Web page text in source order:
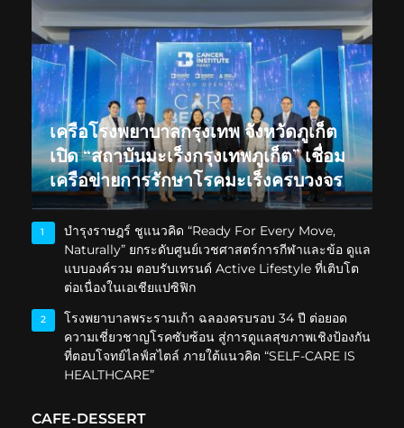
เครือโรงพยาบาลกรุงเทพ จังหวัดภูเก็ต
เปิด “สถาบันมะเร็งกรุงเทพภูเก็ต” เชื่อม
เครือข่ายการรักษาโรคมะเร็งครบวงจร
1
บำรุงราษฎร์ ชูแนวคิด “Ready For Every Move,
Naturally” ยกระดับศูนย์เวชศาสตร์การกีฬาและข้อ ดูแล
แบบองค์รวม ตอบรับเทรนด์ Active Lifestyle ที่เติบโต
ต่อเนื่องในเอเชียแปซิฟิก
2
โรงพยาบาลพระรามเก้า ฉลองครบรอบ 34 ปี ต่อยอด
ความเชี่ยวชาญโรคซับซ้อน สู่การดูแลสุขภาพเชิงป้องกัน
ที่ตอบโจทย์ไลฟ์สไตล์ ภายใต้แนวคิด “SELF-CARE IS
HEALTHCARE”
CAFE-DESSERT